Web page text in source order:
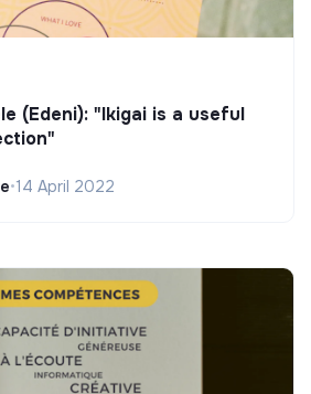
(Edeni): "Ikigai is a useful
•14 April 2022